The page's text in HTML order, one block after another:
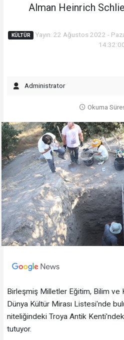
Alman Heinrich
KÜLTÜR
Yayın: 22 Ağustos 2022 -
Administrator
Okuma
Birleşmiş Milletler Eğitim, Bilim ve
Dünya Kültür Mirası Listesi'nde
niteliğindeki Troya Antik Kenti'ndeki
tutuyor.